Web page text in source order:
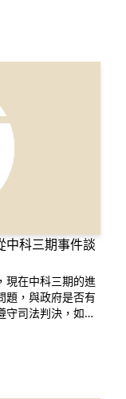
情事，亦無時間
一月廿一日判決
科三期事件談
現在中科三期的進
題，與政府是否有
司法判決，如何
查，中科一期、
久，主要有2個
入環評委員會，